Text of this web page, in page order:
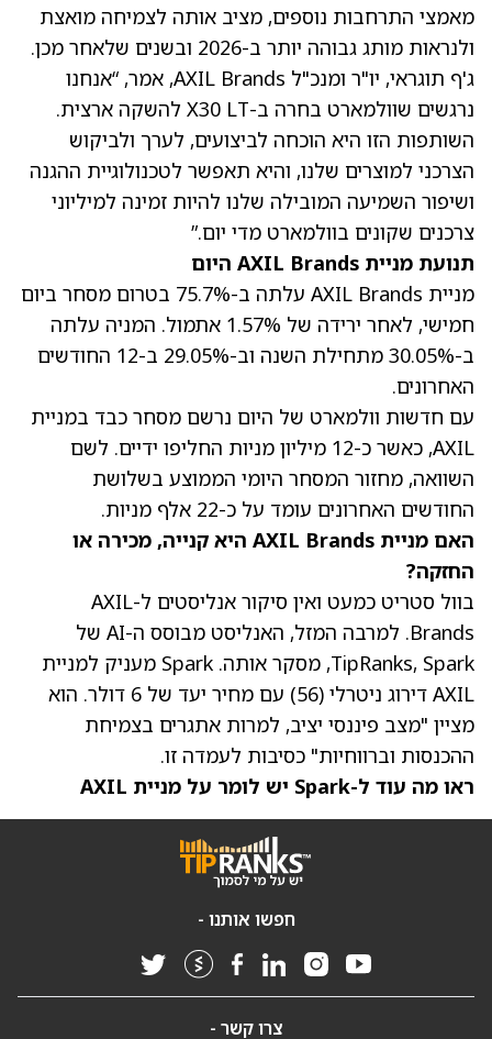
מאמצי התרחבות נוספים, מציב אותה לצמיחה מואצת
ולנראות מותג גבוהה יותר ב-2026 ובשנים שלאחר מכן.
ג'ף תוגראי, יו"ר ומנכ"ל AXIL Brands, אמר, “אנחנו
נרגשים שוולמארט בחרה ב-X30 LT להשקה ארצית.
השותפות הזו היא הוכחה לביצועים, לערך ולביקוש
הצרכני למוצרים שלנו, והיא תאפשר לטכנולוגיית ההגנה
ושיפור השמיעה המובילה שלנו להיות זמינה למיליוני
צרכנים שקונים בוולמארט מדי יום.”
תנועת מניית AXIL Brands היום
מניית AXIL Brands עלתה ב-75.7% בטרום מסחר ביום
חמישי
, לאחר ירידה של 1.57% אתמול. המניה עלתה
ב-30.05% מתחילת השנה וב-29.05% ב-12 החודשים
האחרונים.
עם חדשות וולמארט של היום נרשם מסחר כבד במניית
AXIL, כאשר כ-12 מיליון מניות החליפו ידיים. לשם
השוואה, מחזור המסחר היומי הממוצע בשלושת
החודשים האחרונים עומד על כ-22 אלף מניות.
האם מניית AXIL Brands היא קנייה, מכירה או
החזקה?
בוול סטריט כמעט ואין סיקור אנליסטים ל-AXIL
Brands. למרבה המזל, האנליסט מבוסס ה-AI של
TipRanks, Spark, מסקר אותה.
Spark מעניק למניית
AXIL דירוג ניטרלי (56) עם מחיר יעד של 6 דולר
. הוא
מציין "מצב פיננסי יציב, למרות אתגרים בצמיחת
ההכנסות וברווחיות" כסיבות לעמדה זו.
ראו מה עוד ל-Spark יש לומר על מניית AXIL
חפשו אותנו -
צרו קשר -